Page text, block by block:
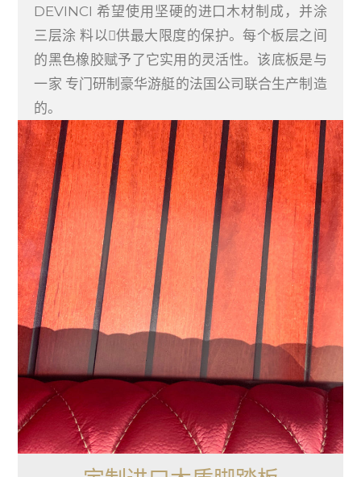
DEVINCI 希望使用坚硬的进口木材制成，并涂
三层涂 料以􏰀供最大限度的保护。每个板层之间
的黑色橡胶赋予了它实用的灵活性。该底板是与
一家 专门研制豪华游艇的法国公司联合生产制造
的。